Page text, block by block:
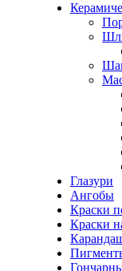
Глазури
Ангобы
Краски
Краски